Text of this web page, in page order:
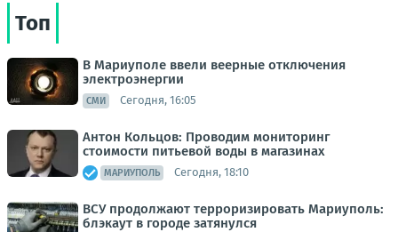
Топ
В Мариуполе ввели веерные отключения
электроэнергии
СМИ Сегодня, 16:05
Антон Кольцов: Проводим мониторинг
стоимости питьевой воды в магазинах
МАРИУПОЛЬ Сегодня, 18:10
ВСУ продолжают терроризировать Мариуполь:
блэкаут в городе затянулся